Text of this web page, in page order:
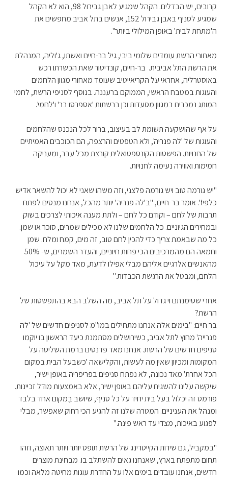
קרובים, יש הבדלים. הקהל שמגיע לאבן גבירול 98, הוא לא הקהל
שמגיע לסניף באבן גבירול 152, אנשים בתל אביב מחפשים את
ה'מתחת לבית' באופן המילולי ביותר".
מאחורי הרשת עומדים שלומי ביבי, גיל בר-חיים ואשתו, ג'וליה, המנהלת
את הרשת התל אביבית. בר-חיים, קונדיטור שאת הכשרתו רכש
באוסטרליה, אחראי על הקריאייטיב שעומד מאחורי מגוון הלחמים
והעוגות במטבח הראשי, הממוקם ברעננה. בנוסף לסניפי הרשת, לחמי
המותג נמכרים במגוון מסעדות וכן ברשתות 'אספרסו בר' ו'לחמי'.
על אף שהושקעה תשומת לב בעיצוב, ברור לכל הנכנס שהלחמים
והעוגות של 'לה פנריה', ולא הטפטים והרצפה, הם הכוכבים האמיתיים
של החנויות. הפשטות הקונספטואלית קורצת מכל עבר, ומעניקה
חמימות ואווירה נעימה לחנויות.
"יש גורמה טוב ויש גורמה פלצני, וזה משהו שאני לא יכול להשאר אדיש
כלפיו". אומר בר-חיים, "ב'לה פנריה' יותר מהכל, אנחנו מנסים לפתח
תרבות של לחם – וקודם כל לחם – ולתת מענה איכותי לצרכים בשוק
ובמחירים הגיוניים. כל הלחמים שלנו לא מכילים שמרים, סוכר או שמן.
כל מה שבאמת צריך כדי להכין לחם טוב, זה מים, קמח ומלח. שמן
וחמאה הם מהמרכיבים הכי פחות חיוניים, והעדר השמרים, ש- 50%
מהאנשים אלרגיים אליהם מבלי אפילו לדעת, מאד מקל על עיכול
הלחם, ומבטל את הרגשת הכבדות."
אחרי שסימנתם וי גדול על תל אביב, מה השלב הבא בהתפשטות של
הרשת?
בר חיים: "בימים אלה אנחנו מתחילים במו"מ לסניפים חדשים של 'לה
פנרייה' מחוץ לתל אביב, כשירושלים מסתמנת כיעד הראשון בו יוקמו
סניפים חדשים של הרשת. אנחנו מאד פדנטים ברמת השליטה על
המקומות ומכיוון שאין מה לעשות, והקלישאה 'כשבעל הבית במקום
הכל אחרת' מאד נכונה, לא נפתח סניפים בפריפריה באופן ישיר,
שיקשה עלינו להשגיח עליהם באופן ישיר, אלא באמצעות מודל זכיינות.
פורמט זה יכלול בעל בית יחיד על כל סניף, שיושב בַמקום אחד בלבד
ומנהל את העניניים. המטרה שלנו זה להגיע הכי רחוק שאפשר, מבלי
לפגוע באיכות, מצדי עד ראש פינה."
"במקביל, גם שירות הקייטרינג של הרשת תופס יותר ויותר תאוצה, וזהו
תחום מתפתח בארץ, שאנחנו גאים להשתלב בו. מבחינת מוצרים
חדשים, אנחנו עובדים בימים אלו על החדרת עוגות מחיטה מלאה וכמו